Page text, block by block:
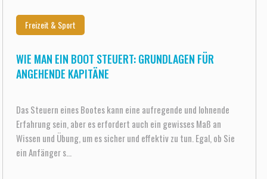
Freizeit & Sport
WIE MAN EIN BOOT STEUERT: GRUNDLAGEN FÜR
ANGEHENDE KAPITÄNE
Das Steuern eines Bootes kann eine aufregende und lohnende
Erfahrung sein, aber es erfordert auch ein gewisses Maß an
Wissen und Übung, um es sicher und effektiv zu tun. Egal, ob Sie
ein Anfänger s...